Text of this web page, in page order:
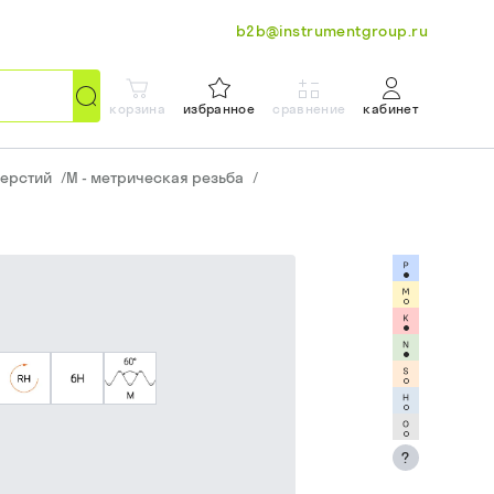
b2b@instrumentgroup.ru
корзина избранное сравнение кабинет
/М - метрическая резьба /
?